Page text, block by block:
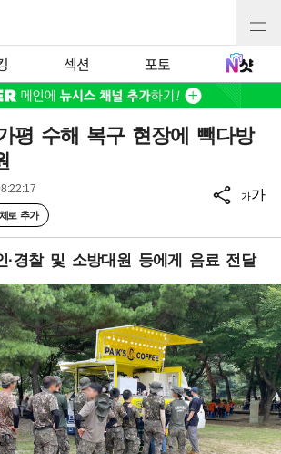
섹션 포토
평 수해 복구 현장에 빽다방
로 추가
가가
·경찰 및 소방대원 등에게 음료 전달